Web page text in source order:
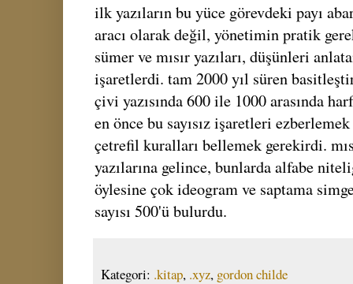
ilk yazıların bu yüce görevdeki payı
aracı olarak değil, yönetimin pratik
sümer ve mısır yazıları, düşünleri
işaretlerdi. tam 2000 yıl süren
çivi yazısında 600 ile 1000 arasında
en önce bu sayısız işaretleri
çetrefil kuralları bellemek gerekirdi.
yazılarına gelince, bunlarda alfabe
öylesine çok ideogram ve saptama
sayısı 500'ü bulurdu.
Kategori: .kitap, .xyz, gordon childe